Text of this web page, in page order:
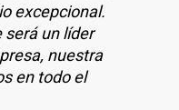
excepcional.
un líder
nuestra
en todo el